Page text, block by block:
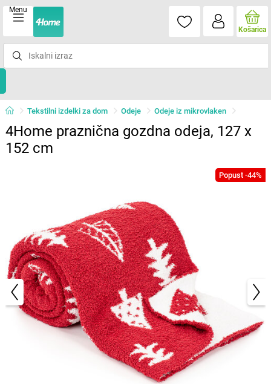
Menu
Košarica
Tekstilni izdelki za dom Odeje Odeje iz mikrovlaken
4Home praznična gozdna odeja, 127 x
152 cm
Popust -44%